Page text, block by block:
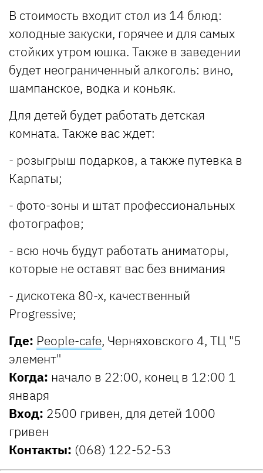
В стоимость входит стол из 14 блюд:
холодные закуски, горячее и для самых
стойких утром юшка. Также в заведении
будет неограниченный алкоголь: вино,
шампанское, водка и коньяк.
Для детей будет работать детская
комната. Также вас ждет:
- розыгрыш подарков, а также путевка в
Карпаты;
- фото-зоны и штат профессиональных
фотографов;
- всю ночь будут работать аниматоры,
которые не оставят вас без внимания
- дискотека 80-х, качественный
Progressive;
Где: People-cafe, Черняховского 4, ТЦ "5
элемент"
Когда: начало в 22:00, конец в 12:00 1
января
Вход: 2500 гривен, для детей 1000
гривен
Контакты: (068) 122-52-53